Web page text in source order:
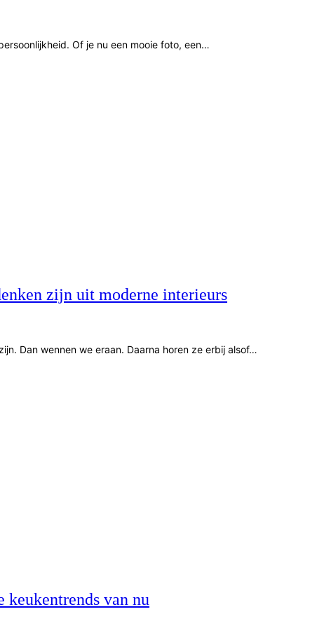
Of je nu een mooie foto, een…
zijn uit moderne interieurs
Dan wennen we eraan. Daarna horen ze erbij alsof…
van nu